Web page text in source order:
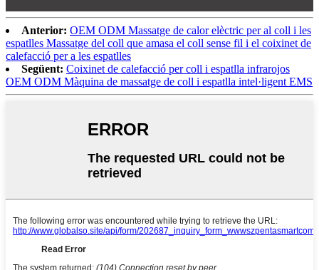
Anterior: OEM ODM Massatge de calor elèctric per al coll i les
espatlles Massatge del coll que amasa el coll sense fil i el coixinet de
calefacció per a les espatlles
Següent: Coixinet de calefacció per coll i espatlla infrarojos
OEM ODM Màquina de massatge de coll i espatlla intel·ligent EMS